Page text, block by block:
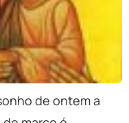
de ontem a